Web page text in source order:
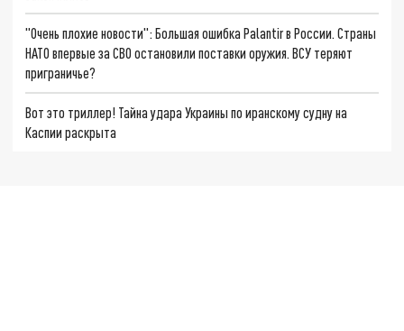
"Очень плохие новости": Большая ошибка Palantir в России. Страны
НАТО впервые за СВО остановили поставки оружия. ВСУ теряют
приграничье?
Вот это триллер! Тайна удара Украины по иранскому судну на
Каспии раскрыта